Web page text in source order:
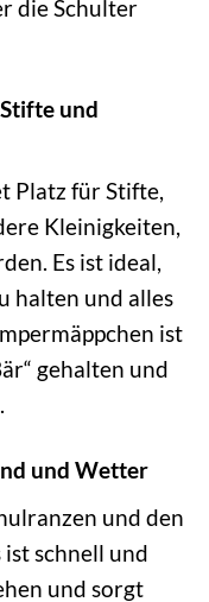
die Schulter
und
Platz für Stifte,
Kleinigkeiten,
Es ist ideal,
halten und alles
ist
gehalten und
und Wetter
und den
ist schnell und
und sorgt